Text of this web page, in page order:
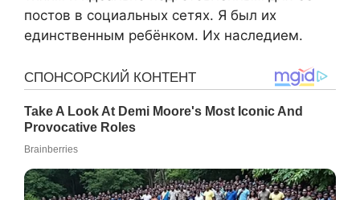
постов в социальных сетях. Я был их
единственным ребёнком. Их наследием.